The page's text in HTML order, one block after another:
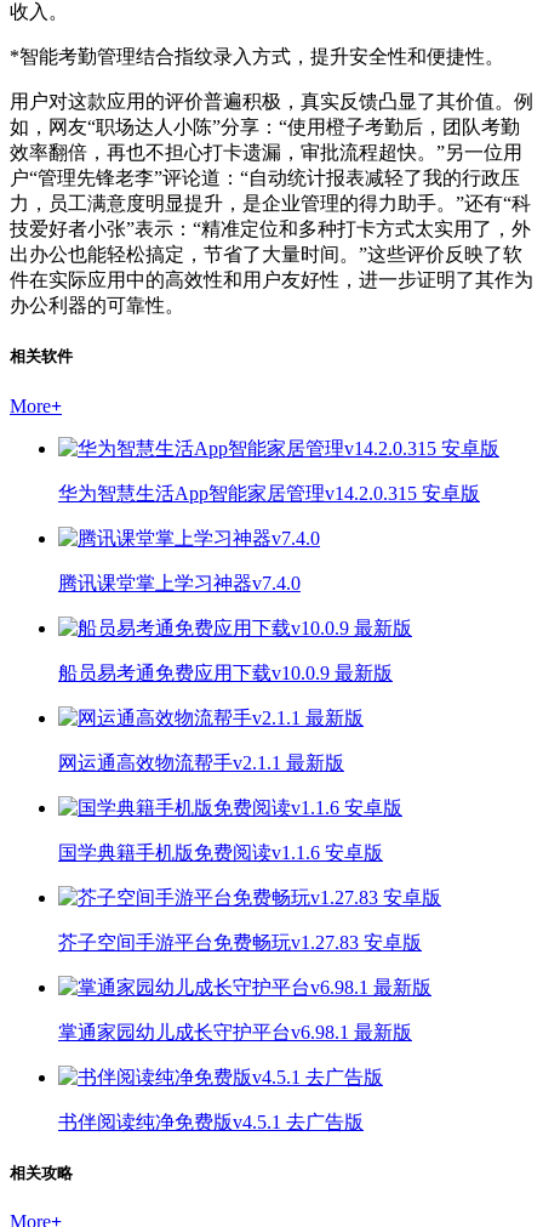
收入。
*智能考勤管理结合指纹录入方式，提升安全性和便捷性。
用户对这款应用的评价普遍积极，真实反馈凸显了其价值。例
如，网友“职场达人小陈”分享：“使用橙子考勤后，团队考勤
效率翻倍，再也不担心打卡遗漏，审批流程超快。”另一位用
户“管理先锋老李”评论道：“自动统计报表减轻了我的行政压
力，员工满意度明显提升，是企业管理的得力助手。”还有“科
技爱好者小张”表示：“精准定位和多种打卡方式太实用了，外
出办公也能轻松搞定，节省了大量时间。”这些评价反映了软
件在实际应用中的高效性和用户友好性，进一步证明了其作为
办公利器的可靠性。
相关软件
More+
华为智慧生活App智能家居管理v14.2.0.315 安卓版
腾讯课堂掌上学习神器v7.4.0
船员易考通免费应用下载v10.0.9 最新版
网运通高效物流帮手v2.1.1 最新版
国学典籍手机版免费阅读v1.1.6 安卓版
芥子空间手游平台免费畅玩v1.27.83 安卓版
掌通家园幼儿成长守护平台v6.98.1 最新版
书伴阅读纯净免费版v4.5.1 去广告版
相关攻略
More+